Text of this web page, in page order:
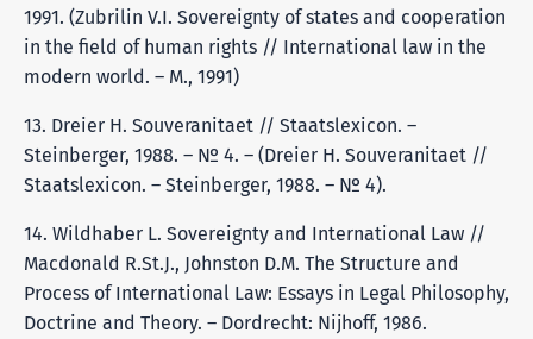
1991. (Zubrilin V.I. Sovereignty of states and cooperation
in the field of human rights // International law in the
modern world. – M., 1991)
13. Dreier H. Souveranitaet // Staatslexicon. –
Steinberger, 1988. – № 4. – (Dreier H. Souveranitaet //
Staatslexicon. – Steinberger, 1988. – № 4).
14. Wildhaber L. Sovereignty and International Law //
Macdonald R.St.J., Johnston D.M. The Structure and
Process of International Law: Essays in Legal Philosophy,
Doctrine and Theory. – Dordrecht: Nijhoff, 1986.